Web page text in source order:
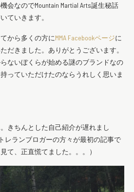
会なのでMountain Martial Arts誕生秘話
ていきます。
から多くの方にMMA Facebookページに
だきました。ありがとうございます。
ないぼくらが始める謎のブランドなの
っていただけたのならうれしく思いま
きちんとした自己紹介が遅れまし
レランブロガーの方々が最初の記事で
て、正直慌てました。。。）